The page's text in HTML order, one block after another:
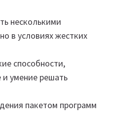
несколькими
в условиях жестких
способности,
умение решать
пакетом программ